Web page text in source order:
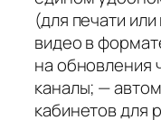
(для печати
видео в
на обновления
каналы; —
кабинетов для